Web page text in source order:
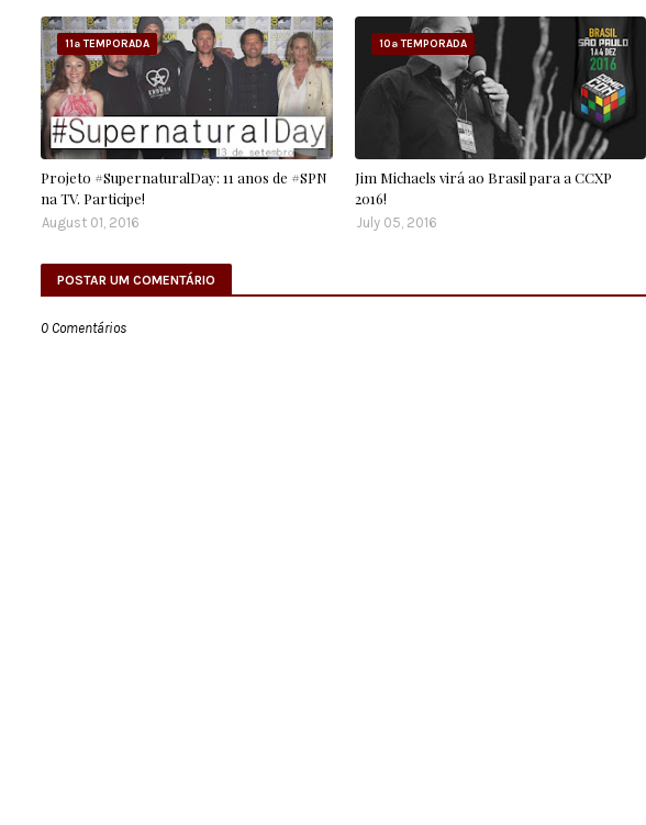
11ª TEMPORADA
Projeto #SupernaturalDay: 11 anos de #SPN
na TV. Participe!
August 01, 2016
10ª TEMPORADA
Jim Michaels virá ao Brasil para a CCXP
2016!
July 05, 2016
POSTAR UM COMENTÁRIO
0 Comentários